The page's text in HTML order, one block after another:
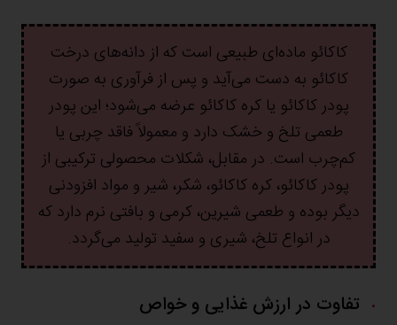
کاکائو ماده‌ای طبیعی است که از دانه‌های درخت
کاکائو به دست می‌آید و پس از فرآوری به صورت
پودر کاکائو یا کره کاکائو عرضه می‌شود؛ این پودر
طعمی تلخ و خشک دارد و معمولاً فاقد چربی یا
کم‌چرب است. در مقابل، شکلات محصولی ترکیبی از
پودر کاکائو، کره کاکائو، شکر، شیر و مواد افزودنی
دیگر بوده و طعمی شیرین، کرمی و بافتی نرم دارد که
در انواع تلخ، شیری و سفید تولید می‌گردد.
تفاوت در ارزش غذایی و خواص